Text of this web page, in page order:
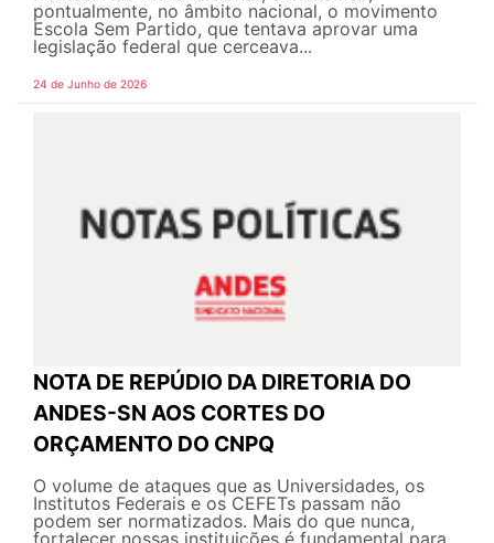
pontualmente, no âmbito nacional, o movimento
Escola Sem Partido, que tentava aprovar uma
legislação federal que cerceava...
24 de Junho de 2026
NOTA DE REPÚDIO DA DIRETORIA DO
ANDES-SN AOS CORTES DO
ORÇAMENTO DO CNPQ
O volume de ataques que as Universidades, os
Institutos Federais e os CEFETs passam não
podem ser normatizados. Mais do que nunca,